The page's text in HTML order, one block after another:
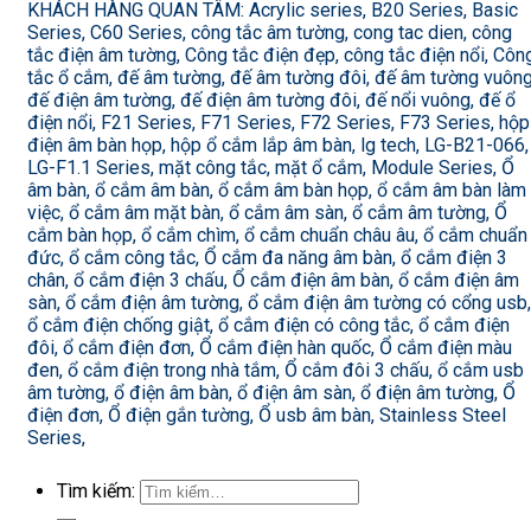
KHÁCH HÀNG QUAN TÂM: Acrylic series, B20 Series, Basic
Series, C60 Series, công tắc âm tường, cong tac dien, công
tắc điện âm tường, Công tắc điện đẹp, công tắc điện nổi,
tắc ổ cắm, đế âm tường, đế âm tường đôi, đế âm tường
đế điện âm tường, đế điện âm tường đôi, đế nổi vuông, đế ổ
điện nổi, F21 Series, F71 Series, F72 Series, F73 Series, hộp
điện âm bàn họp, hộp ổ cắm lắp âm bàn, lg tech, LG-B21-066,
LG-F1.1 Series, mặt công tắc, mặt ổ cắm, Module Series, Ổ
âm bàn, ổ cắm âm bàn, ổ cắm âm bàn họp, ổ cắm âm bàn làm
việc, ổ cắm âm mặt bàn, ổ cắm âm sàn, ổ cắm âm tường, Ổ
cắm bàn họp, ổ cắm chìm, ổ cắm chuẩn châu âu, ổ cắm chuẩn
đức, ổ cắm công tắc, Ổ cắm đa năng âm bàn, ổ cắm điện 3
chân, ổ cắm điện 3 chấu, Ổ cắm điện âm bàn, ổ cắm điện âm
sàn, ổ cắm điện âm tường, ổ cắm điện âm tường có cổng usb,
ổ cắm điện chống giật, ổ cắm điện có công tắc, ổ cắm điện
đôi, ổ cắm điện đơn, Ổ cắm điện hàn quốc, Ổ cắm điện màu
đen, ổ cắm điện trong nhà tắm, Ổ cắm đôi 3 chấu, ổ cắm usb
âm tường, ổ điện âm bàn, ổ điện âm sàn, ổ điện âm tường, Ổ
điện đơn, Ổ điện gắn tường, Ổ usb âm bàn, Stainless Steel
Series,
Tìm kiếm: